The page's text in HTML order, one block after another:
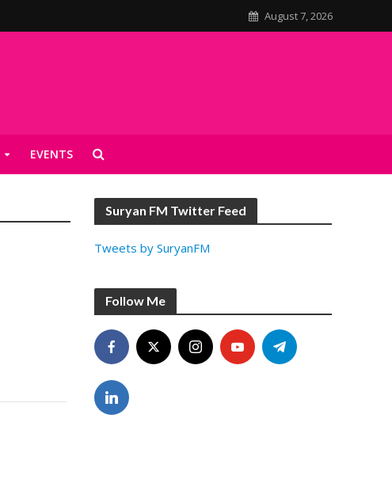
August 7, 2026
EVENTS
Suryan FM Twitter Feed
Tweets by SuryanFM
Follow Me